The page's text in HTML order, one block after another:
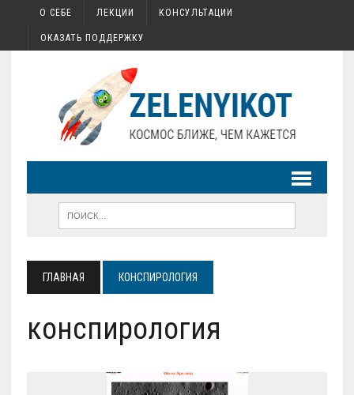
О СЕБЕ ЛЕКЦИИ КОНСУЛЬТАЦИИ
ОКАЗАТЬ ПОДДЕРЖКУ
ГЛАВНАЯ КОНСПИРОЛОГИЯ
конспирология